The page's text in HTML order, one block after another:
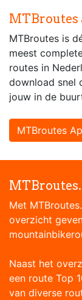
MTBroutes
MTBroutes is
meest
routes in
download snel
jouw in de
MTBroutes
Met
overzicht
Naast het
een route Top
van diverse